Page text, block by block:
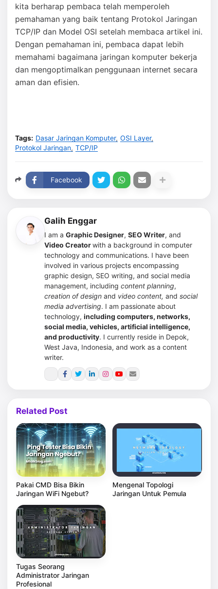
kita berharap pembaca telah memperoleh
pemahaman yang baik tentang Protokol Jaringan
TCP/IP dan Model OSI setelah membaca artikel ini.
Dengan pemahaman ini, pembaca dapat lebih
memahami bagaimana jaringan komputer bekerja
dan mengoptimalkan penggunaan internet secara
aman dan efisien.
Tags: Dasar Jaringan Komputer OSI Layer
Protokol Jaringan TCP/IP
Facebook
Galih Enggar
I am a Graphic Designer, SEO Writer, and
Video Creatorwith a background in computer
technology and communications. I have been
involved in various projects encompassing
graphic design, SEO writing, and social media
management, including content planning,
creation of design and video content, and social
media advertising. I am passionate about
technology, including computers, networks,
social media, vehicles, artificial intelligence,
and productivity. I currently reside in Depok,
West Java, Indonesia, and work as a content
writer.
Related Post
Pakai CMD Bisa Bikin
Jaringan WiFi Ngebut?
Mengenal Topologi
Jaringan Untuk Pemula
Tugas Seorang
Administrator Jaringan
Profesional